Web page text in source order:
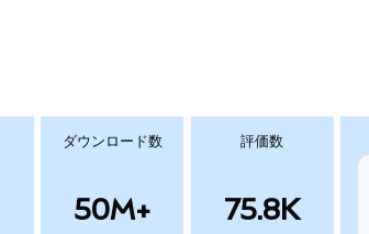
ダウンロード数
50M+
評価数
75.8K